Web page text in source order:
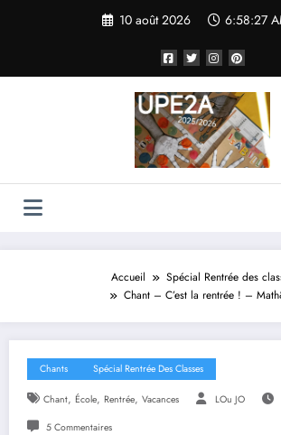
10 août 2026 6:58:28
Accueil
Spécial Rentrée des
Chant – C’est la rentrée ! –
Chants Spécial Rentrée Des Classes
Chant, École, Rentrée, Vacances LOu JO
5 Commentaires